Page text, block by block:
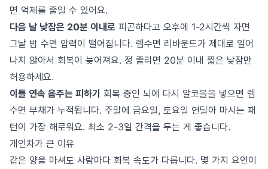
면 억제를 줄일 수 있어요.
다음 날 낮잠은 20분 이내로 피곤하다고 오후에 1-2시간씩 자면
그날 밤 수면 압력이 떨어집니다. 렘수면 리바운드가 제대로 일어
나지 않아서 회복이 늦어져요. 정 졸리면 20분 이내 짧은 낮잠만
허용하세요.
이틀 연속 음주는 피하기 회복 중인 뇌에 다시 알코올을 넣으면 렘
수면 부채가 누적됩니다. 주말에 금요일, 토요일 연달아 마시는 패
턴이 가장 해로워요. 최소 2-3일 간격을 두는 게 좋습니다.
개인차가 큰 이유
같은 양을 마셔도 사람마다 회복 속도가 다릅니다. 몇 가지 요인이